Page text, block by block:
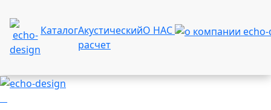
КаталогАкустический
расчет
О НАС